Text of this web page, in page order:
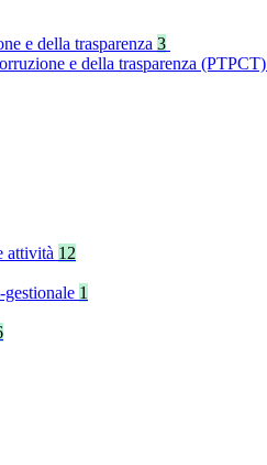
e della trasparenza 3
e della trasparenza (PTPCT)
attività 12
1